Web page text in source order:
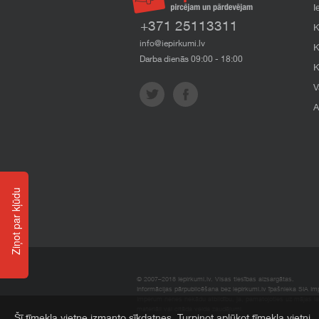
+371 25113311
info@iepirkumi.lv
Darba dienās 09:00 - 18:00
© 2007–2018 Iepirkumi.lv. Visas tiesības aizsargātas.
Informācijas pārpublicēšana bez iepirkumi.lv īpašnieka SIA
Ziņot par kļūdu